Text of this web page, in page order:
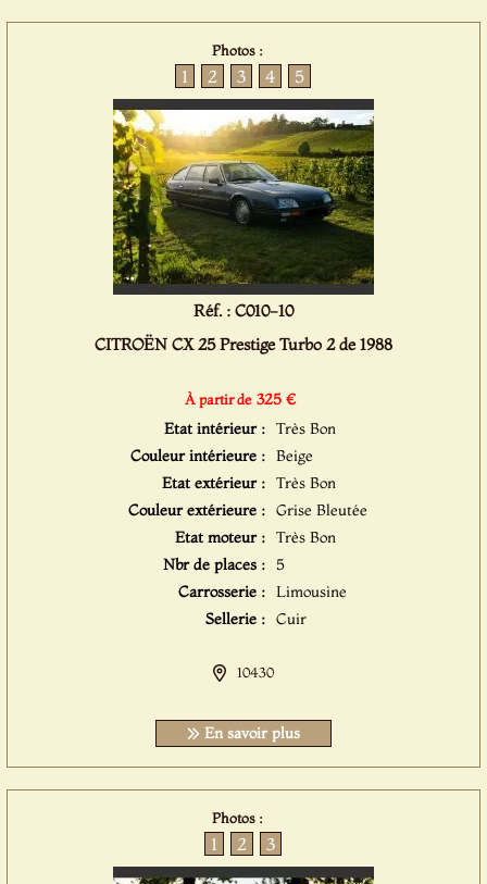
Photos :
1 2 3 4 5
Réf. : C010-10
CITROËN CX 25 Prestige Turbo 2 de 1988
À partir de 325 €
Etat intérieur : Très Bon
Couleur intérieure : Beige
Etat extérieur : Très Bon
Couleur extérieure : Grise Bleutée
Etat moteur : Très Bon
Nbr de places : 5
Carrosserie : Limousine
Sellerie : Cuir
10430
En savoir plus
Photos :
1 2 3